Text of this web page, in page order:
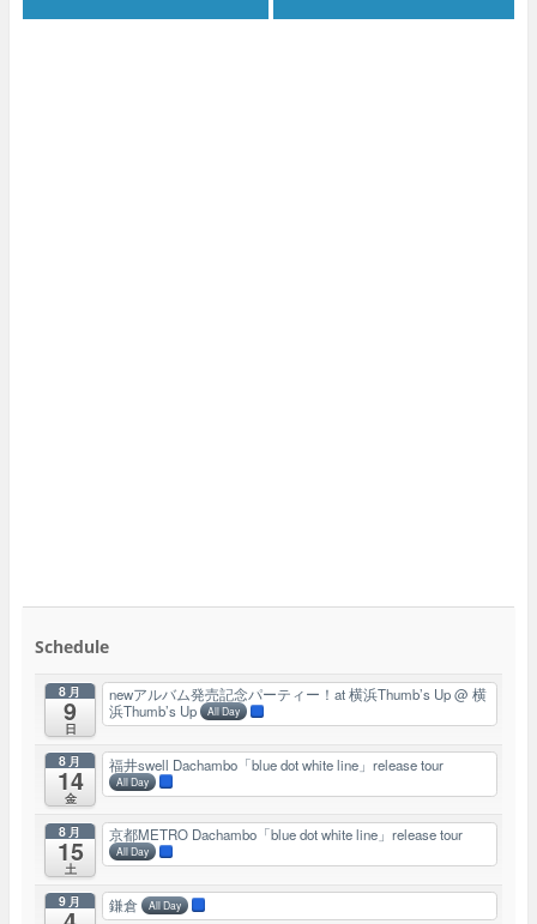
Schedule
8月
9
日
newアルバム発売記念パーティー！at 横浜Thumb’s Up@ 横
浜Thumb’s Up
All Day
8月
14
金
福井swell Dachambo「blue dot white line」release tour
All Day
8月
15
土
京都METRO Dachambo「blue dot white line」release tour
All Day
9月 鎌倉 All Day